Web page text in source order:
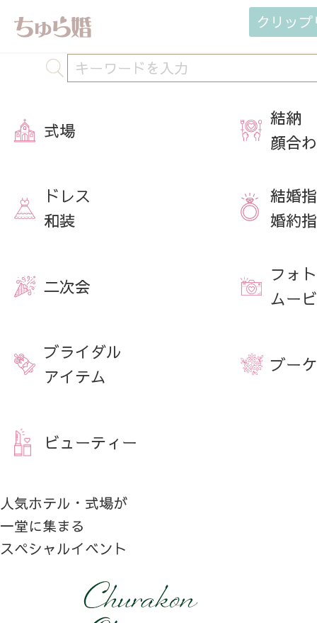
クリッ
式場
結納
顔合
ドレス
和装
結婚
婚約
二次会
フォト
ムー
ブライダル
アイテム
ブーケ
ビューティー
人気ホテル・式場が
一堂に集まる
スペシャルイベント